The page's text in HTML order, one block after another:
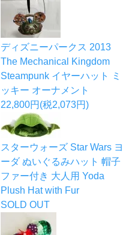
ディズニーパークス 2013
The Mechanical Kingdom
Steampunk イヤーハット ミ
ッキー オーナメント
22,800円(税2,073円)
スターウォーズ Star Wars ヨ
ーダ ぬいぐるみハット 帽子
ファー付き 大人用 Yoda
Plush Hat with Fur
SOLD OUT